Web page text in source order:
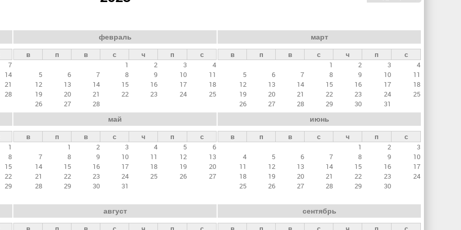
7
14
21
28
февраль
в п в с ч п
с
1
2 3
4
5
6 7 8 9 10
11
12
13 14 15 16 17
18
19
20 21 22 23 24
25
26
27 28
март
в п в с ч п
с
1
2 3
4
5
6 7 8 9 10
11
12
13 14 15 16 17
18
19
20 21 22 23 24
25
26
27 28 29 30 31
1
8
15
22
29
май
в п в с ч п
с
1
2 3 4 5
6
7
8 9 10 11 12
13
14
15 16 17 18 19
20
21
22 23 24 25 26
27
28
29 30 31
июнь
в п в с ч п
с
1
2
3
4
5 6 7 8 9
10
11
12 13 14 15 16
17
18
19 20 21 22 23
24
25
26 27 28 29 30
август сентябрь